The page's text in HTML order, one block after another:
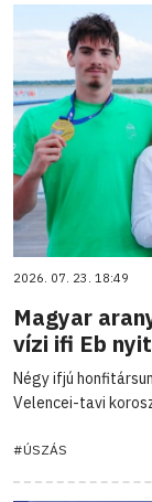
2026. 07. 23. 18:49
Magyar
vízi ifi Eb
Négy ifjú
Velencei-tavi
#ÚSZÁS